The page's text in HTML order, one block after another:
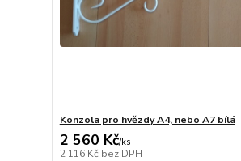
Konzola pro hvězdy A4, nebo A7 bílá
2 560 Kč/ks
2 116 Kč bez DPH